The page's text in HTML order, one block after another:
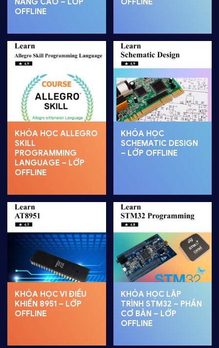
NÂNG CAO – LỚP
OFFLINE
OFFLINE
KHÓA HỌC ALLEGRO
SKILL
PROGRAMMING
LANGUAGE – LỚP
OFFLINE
KHÓA HỌC
SCHEMATIC DESIGN
– LỚP OFFLINE
KHÓA HỌC VI ĐIỀU
KHIỂN 8951 – LỚP
OFFLINE
KHÓA HỌC LẬP
TRÌNH STM32 – PHẦN
CƠ BẢN – LỚP
OFFLINE